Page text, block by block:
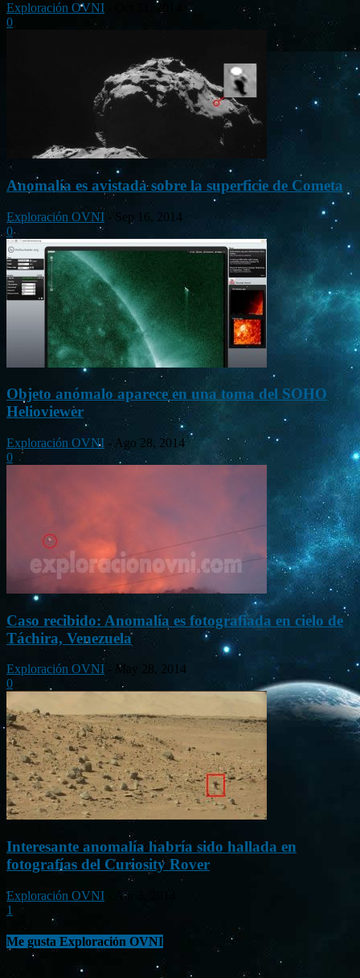
Exploración OVNI
Oct 31, 2014
0
Anomalía es avistada sobre la superficie de Cometa
Exploración OVNI - Sep 16, 2014
0
Objeto anómalo aparece en una toma del SOHO
Helioviewer
Exploración OVNI - Ago 28, 2014
0
Caso recibido: Anomalía es fotografiada en cielo de
Táchira, Venezuela
Exploración OVNI - May 28, 2014
0
Interesante anomalía habría sido hallada en
fotografías del Curiosity Rover
Exploración OVNI
Abr 3, 2014
1
Me gusta Exploración OVNI